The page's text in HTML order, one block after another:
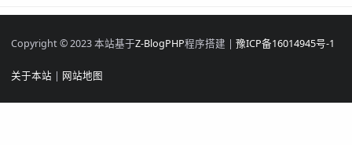
Copyright © 2023 本站基于Z-BlogPHP程序搭建 | 豫ICP备16014945号-1
关于本站 | 网站地图